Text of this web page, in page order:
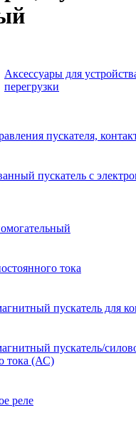
Аксессуары для
перегрузки
пускателя,
пускатель с
тока
пускатель для
пускатель/
тока (АС)
реле